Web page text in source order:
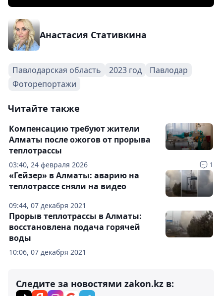
Анастасия Стативкина
Павлодарская область 2023 год
Павлодар
Фоторепортажи
Читайте также
03:40, 24 февраля 2026 1
Компенсацию требуют жители
Алматы после ожогов от прорыва
теплотрассы
09:44, 07 декабря 2021
«Гейзер» в Алматы: аварию на
теплотрассе сняли на видео
10:06, 07 декабря 2021
Прорыв теплотрассы в Алматы:
восстановлена подача горячей
воды
Следите за новостями zakon.kz в: